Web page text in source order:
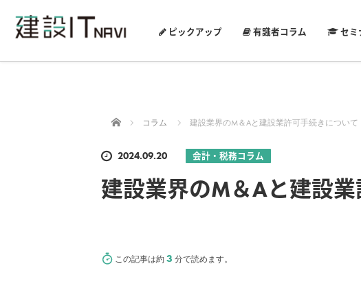
ピックアップ 有識者コラム セミ
ホーム コラム 建設業界のM＆Aと建設業許可手続きについて
2024.09.20 会計・税務コラム
建設業界のM＆Aと建設
この記事は約3 分で読めます。